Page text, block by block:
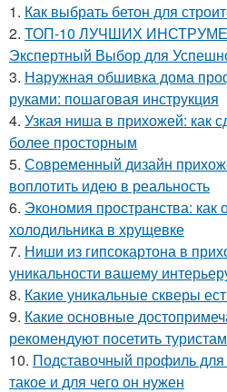
1. Как выбрать бетон для
2. ТОП-10 ЛУЧШИХ
Экспертный Выбор для
3. Наружная обшивка дома
руками: пошаговая инструкция
4. Узкая ниша в прихожей: как
более просторным
5. Современный дизайн
воплотить идею в реальность
6. Экономия пространства: как
холодильника в хрущевке
7. Ниши из гипсокартона в
уникальности вашему
8. Какие уникальные скверы
9. Какие основные
рекомендуют посетить туристам
10. Подставочный профиль для
такое и для чего он нужен